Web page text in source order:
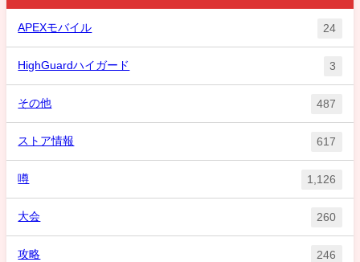
APEXモバイル 24
HighGuardハイガード 3
その他 487
ストア情報 617
噂 1,126
大会 260
攻略 246